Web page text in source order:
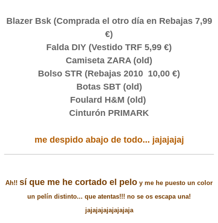
Blazer Bsk (Comprada el otro día en Rebajas 7,99
€)
Falda DIY (Vestido TRF 5,99 €)
Camiseta ZARA (old)
Bolso STR (Rebajas 2010 10,00 €)
Botas SBT (old)
Foulard H&M (old)
Cinturón PRIMARK
me despido abajo de todo... jajajajaj
Ah!! sí que me he cortado el pelo y me he puesto un color
un pelín distinto... que atentas!!! no se os escapa una!
jajajajajajajajaja